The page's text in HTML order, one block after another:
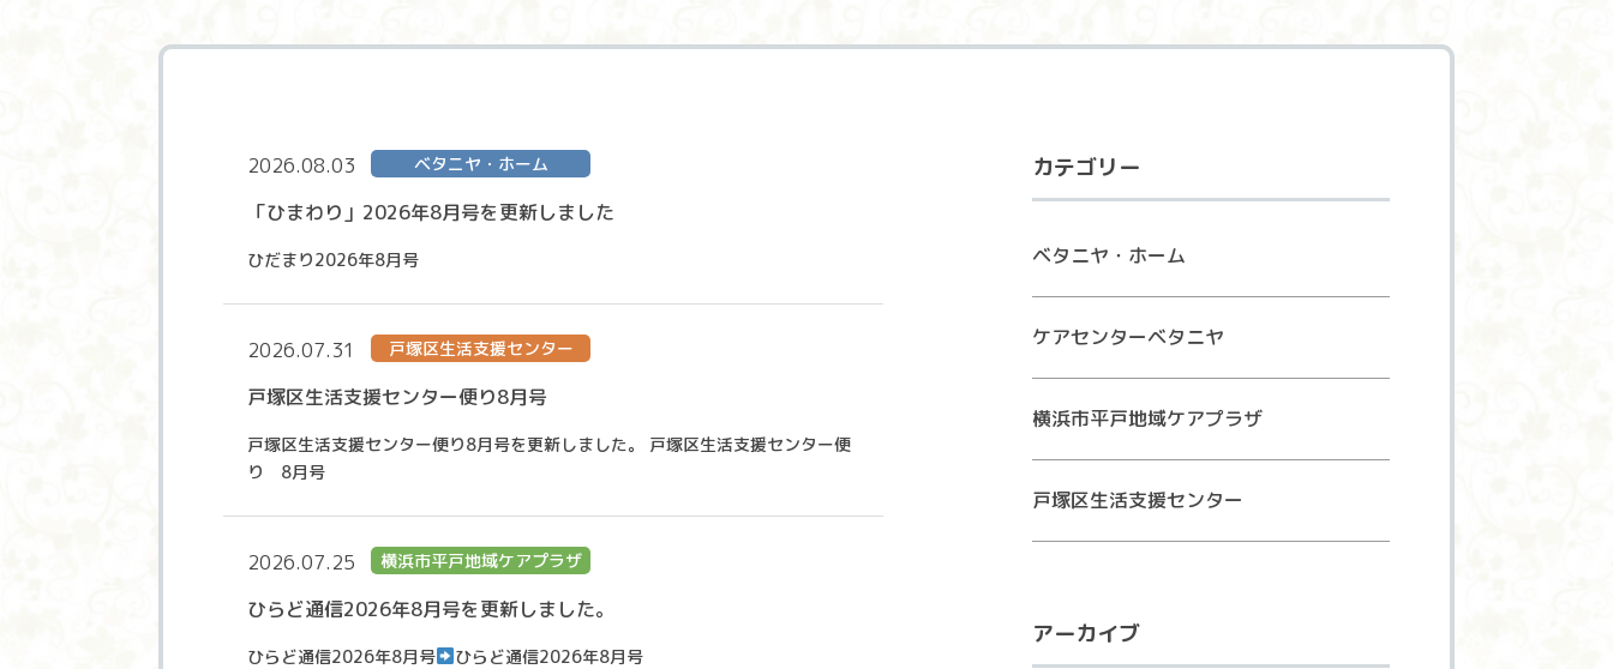
2026.08.03 ベタニヤ・ホーム
「ひまわり」2026年8月号を更新しました
ひだまり2026年8月号
2026.07.31 戸塚区生活支援センター
戸塚区生活支援センター便り8月号
戸塚区生活支援センター便り8月号を更新しました。 戸塚区生活支援センター便
り 8月号
2026.07.25 横浜市平戸地域ケアプラザ
ひらど通信2026年8月号を更新しました。
ひらど通信2026年8月号 ひらど通信2026年8月号
カテゴリー
ベタニヤ・ホーム
ケアセンターベタニヤ
横浜市平戸地域ケアプラザ
戸塚区生活支援センター
アーカイブ